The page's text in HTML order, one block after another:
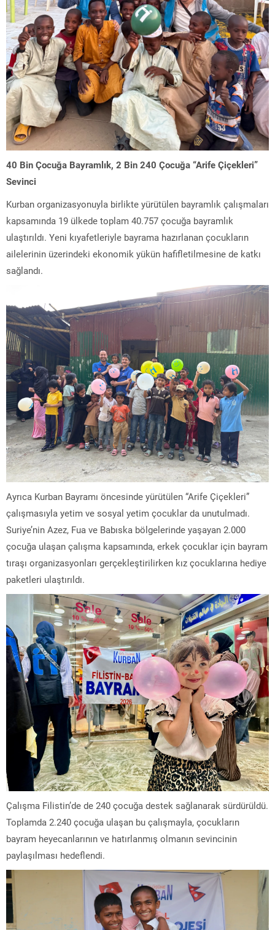
40 Bin Çocuğa Bayramlık, 2 Bin 240 Çocuğa “Arife Çiçekleri”
Sevinci
Kurban organizasyonuyla birlikte yürütülen bayramlık çalışmaları
kapsamında 19 ülkede toplam 40.757 çocuğa bayramlık
ulaştırıldı. Yeni kıyafetleriyle bayrama hazırlanan çocukların
ailelerinin üzerindeki ekonomik yükün hafifletilmesine de katkı
sağlandı.
Ayrıca Kurban Bayramı öncesinde yürütülen “Arife Çiçekleri”
çalışmasıyla yetim ve sosyal yetim çocuklar da unutulmadı.
Suriye’nin Azez, Fua ve Babıska bölgelerinde yaşayan 2.000
çocuğa ulaşan çalışma kapsamında, erkek çocuklar için bayram
tıraşı organizasyonları gerçekleştirilirken kız çocuklarına hediye
paketleri ulaştırıldı.
Çalışma Filistin’de de 240 çocuğa destek sağlanarak sürdürüldü.
Toplamda 2.240 çocuğa ulaşan bu çalışmayla, çocukların
bayram heyecanlarının ve hatırlanmış olmanın sevincinin
paylaşılması hedeflendi.